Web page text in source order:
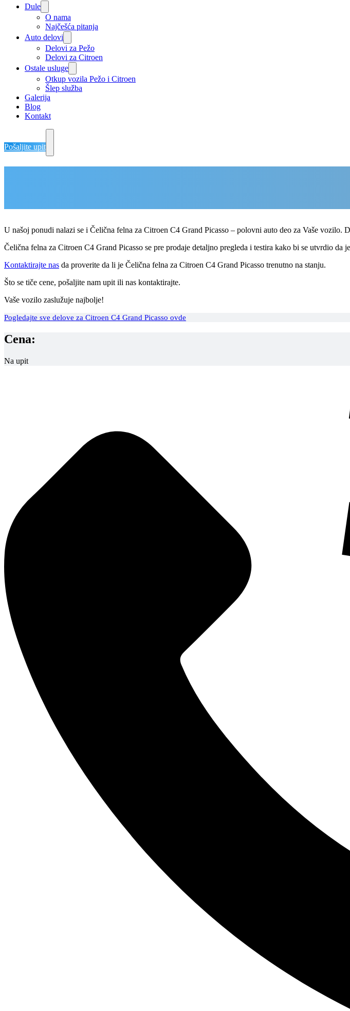
Dule
O nama
Najčešća pitanja
Auto delovi
Delovi za Pežo
Delovi za Citroen
Ostale usluge
Otkup vozila Pežo i Citroen
Šlep služba
Galerija
Blog
Kontakt
Pošaljite upit
U našoj ponudi nalazi se i Čelična felna za Citroen C4 Grand Picasso – polovni auto deo za Vaše vozilo.
Čelična felna za Citroen C4 Grand Picasso se pre prodaje detaljno pregleda i testira kako bi se utvrdio
Kontaktirajte nas da proverite da li je Čelična felna za Citroen C4 Grand Picasso trenutno na stanju.
Što se tiče cene, pošaljite nam upit ili nas kontaktirajte.
Vaše vozilo zaslužuje najbolje!
Pogledajte sve delove za Citroen C4 Grand Picasso ovde
Cena:
Na upit